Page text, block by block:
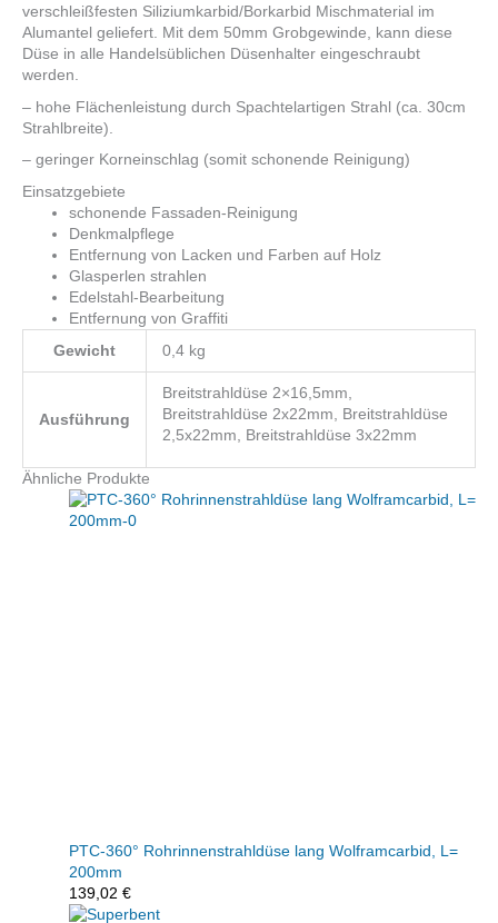
verschleißfesten Siliziumkarbid/Borkarbid Mischmaterial im
Alumantel geliefert. Mit dem 50mm Grobgewinde, kann diese
Düse in alle Handelsüblichen Düsenhalter eingeschraubt
werden.
– hohe Flächenleistung durch Spachtelartigen Strahl (ca. 30cm
Strahlbreite).
– geringer Korneinschlag (somit schonende Reinigung)
Einsatzgebiete
schonende Fassaden-Reinigung
Denkmalpflege
Entfernung von Lacken und Farben auf Holz
Glasperlen strahlen
Edelstahl-Bearbeitung
Entfernung von Graffiti
Gewicht
0,4 kg
Ausführung
Breitstrahldüse 2×16,5mm,
Breitstrahldüse 2x22mm, Breitstrahldüse
2,5x22mm, Breitstrahldüse 3x22mm
Ähnliche Produkte
PTC-360° Rohrinnenstrahldüse lang Wolframcarbid, L=
200mm
139,02 €